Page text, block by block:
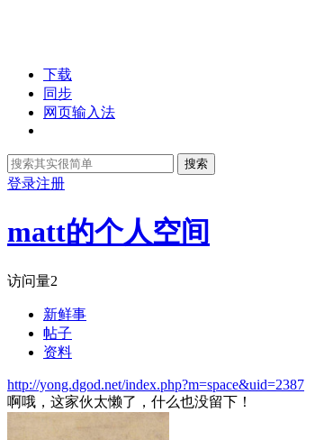
下载
同步
网页输入法
搜索
登录注册
matt的个人空间
访问量2
新鲜事
帖子
资料
http://yong.dgod.net/index.php?m=space&uid=2387
啊哦，这家伙太懒了，什么也没留下！